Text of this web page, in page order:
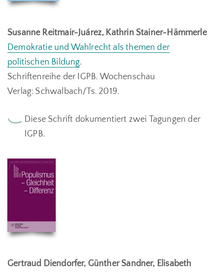
Susanne Reitmair-Juárez, Kathrin Stainer-Hämmerle
Demokratie und Wahlrecht als themen der
politischen Bildung.
Schriftenreihe der IGPB. Wochenschau
Verlag: Schwalbach/Ts. 2019.
Diese Schrift dokumentiert zwei Tagungen der
IGPB.
Gertraud Diendorfer, Günther Sandner, Elisabeth